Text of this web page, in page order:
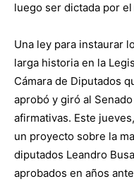
luego ser dictada por
Una ley para instaurar
larga historia en la
Cámara de Diputados
aprobó y giró al
afirmativas. Este
un proyecto sobre la
diputados Leandro
aprobados en años